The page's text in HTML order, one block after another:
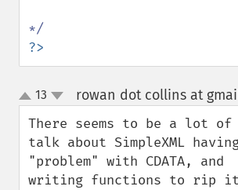
?>
up
down
13 rowan dot collins at
There seems to be a lot of
talk about SimpleXML
"problem" with CDATA, and
writing functions to rip it